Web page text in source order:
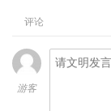
评论
游客